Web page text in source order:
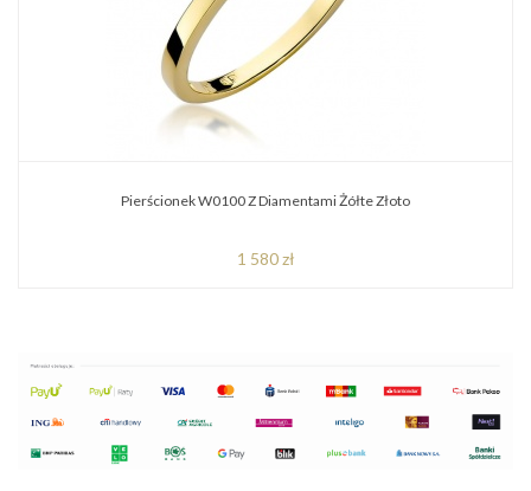
Pierścionek W0100 Z Diamentami Żółte Złoto
1 580 zł